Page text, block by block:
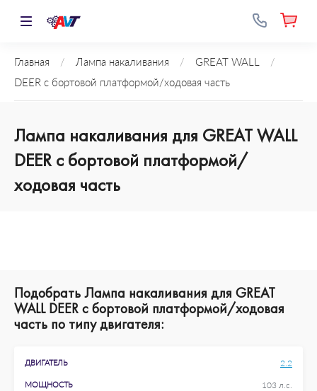
Главная / Лампа накаливания / GREAT WALL
/
DEER c бортовой платформой/ходовая часть
Лампа накаливания для GREAT WALL
DEER c бортовой платформой/
ходовая часть
Подобрать Лампа накаливания для GREAT
WALL DEER c бортовой платформой/ходовая
часть по типу двигателя:
ДВИГАТЕЛЬ 2.2
МОЩНОСТЬ 103 л.с.